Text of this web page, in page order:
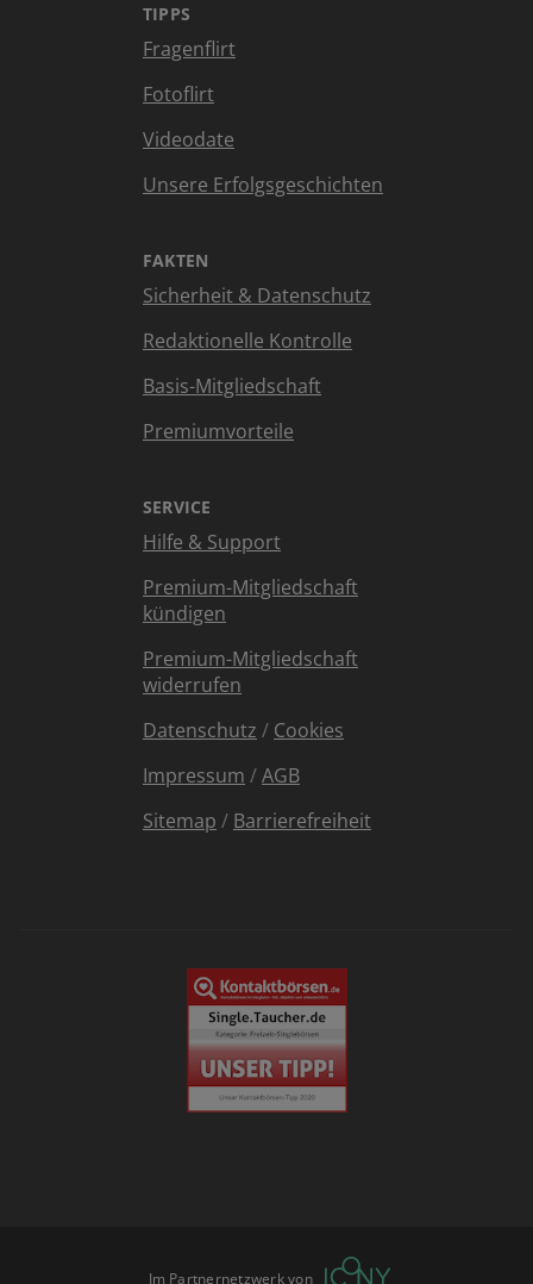
TIPPS
Fragenflirt
Fotoflirt
Videodate
Unsere Erfolgsgeschichten
FAKTEN
Sicherheit & Datenschutz
Redaktionelle Kontrolle
Basis-Mitgliedschaft
Premiumvorteile
SERVICE
Hilfe & Support
Premium-Mitgliedschaft
kündigen
Premium-Mitgliedschaft
widerrufen
Datenschutz / Cookies
Impressum /AGB
Sitemap / Barrierefreiheit
Im Partnernetzwerk von